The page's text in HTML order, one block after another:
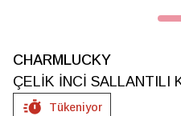
CHARMLUCKY
ÇELİK İNCİ SALLANTILI
Tükeniyor